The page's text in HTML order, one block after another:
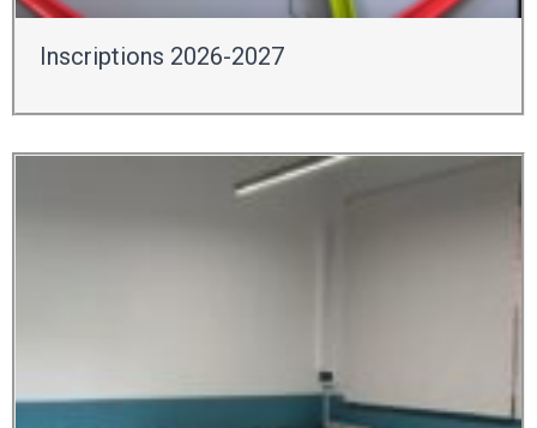
Inscriptions 2026-2027